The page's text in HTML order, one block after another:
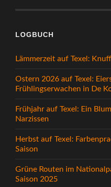
LOGBUCH
Lämmerzeit auf Texel:
Ostern 2026 auf Texel:
Frühlingserwachen in De
Frühjahr auf Texel: Ein
Narzissen
Herbst auf Texel:
Saison
Grüne Routen im
Saison 2025